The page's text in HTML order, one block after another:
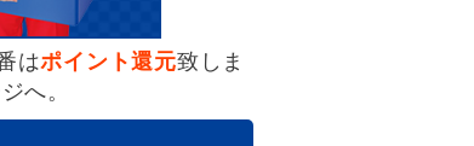
はポイント還元致しま
へ。